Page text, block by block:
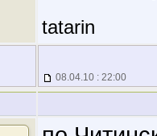
tatarin
08.04.10 : 22:00